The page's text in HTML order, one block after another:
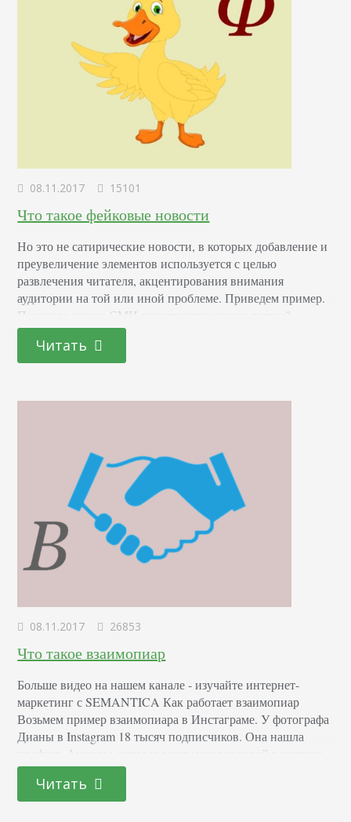
08.11.2017 15101
Что такое фейковые новости
Но это не сатирические новости, в которых добавление и
преувеличение элементов используется с целью
развлечения читателя, акцентирования внимания
аудитории на той или иной проблеме. Приведем пример.
Печатное дело и СМИ развиваются уже не первый
десяток лет. То и дело в них появляются «сенсационные»
новости, громкие разоблачения и открытие мировых
секретов. На деле это не более чем обычные газетные
Читать
08.11.2017 26853
Что такое взаимопиар
Больше видео на нашем канале - изучайте интернет-
маркетинг с SEMANTICA Как работает взаимопиар
Возьмем пример взаимопиара в Инстаграме. У фотографа
Дианы в Instagram 18 тысяч подписчиков. Она нашла
профиль Анжелы, которая занимается арендой вечерних
нарядов, с 23 тысячами фолловеров. Учитывая общие
интересы их целевых аудиторий, они пришли к
соглашению о взаимном пиаре в своих аккаунтах. После
Читать